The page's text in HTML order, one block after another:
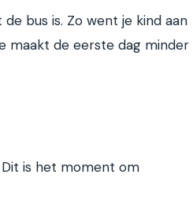
bus is. Zo went je kind aan
maakt de eerste dag minder
is het moment om